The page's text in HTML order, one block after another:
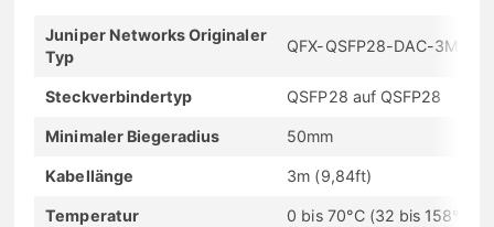
Juniper Networks Originaler
Typ
QFX-QSFP28-DAC-3M
Steckverbindertyp QSFP28 auf QSFP28
Minimaler Biegeradius 50mm
Kabellänge 3m (9,84ft)
Temperatur 0 bis 70°C (32 bis 158°F)